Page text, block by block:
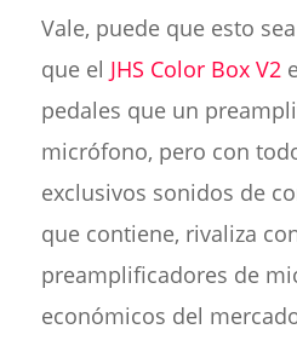
Vale, puede que esto
que el JHS Color Box V2
pedales que un
micrófono, pero con
exclusivos sonidos de
que contiene, rivaliza
preamplificadores de
económicos del